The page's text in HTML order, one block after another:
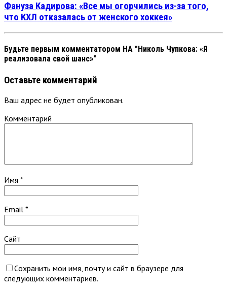
Фануза Кадирова: «Все мы огорчились из-за того,
что КХЛ отказалась от женского хоккея»
Будьте первым комментатором НА "Николь Чупкова: «Я
реализовала свой шанс»"
Оставьте комментарий
Ваш адрес не будет опубликован.
Комментарий
Имя *
Email *
Сайт
Сохранить мои имя, почту и сайт в браузере для
следующих комментариев.